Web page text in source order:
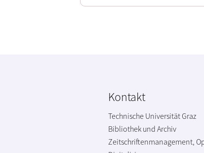
Kontakt
Technische Universität Graz
Bibliothek und Archiv
Zeitschriftenmanagement,